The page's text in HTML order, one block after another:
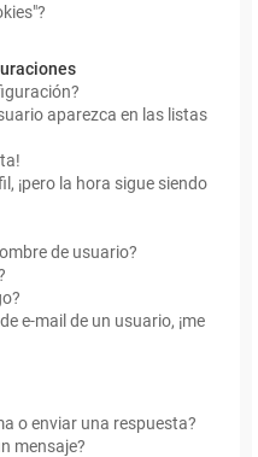
aparezca en las listas
¡pero la hora sigue siendo
de usuario?
e-mail de un usuario, ¡me
o enviar una respuesta?
mensaje?